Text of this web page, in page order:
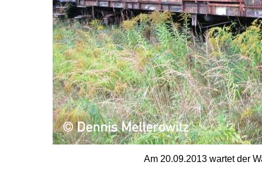
Am 20.09.2013 wartet der